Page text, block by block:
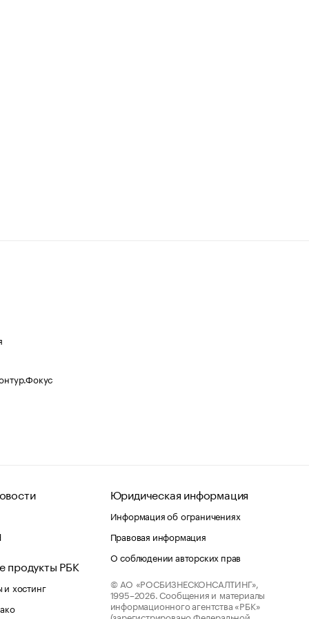
продукты РБК
хостинг
Юридическая информация
Информация об ограничениях
Правовая информация
О соблюдении авторских прав
© АО «РОСБИЗНЕСКОНСАЛТИНГ»,
1995–2026. Сообщения и материалы
информационного агентства «РБК»
(зарегистрировано Федеральной